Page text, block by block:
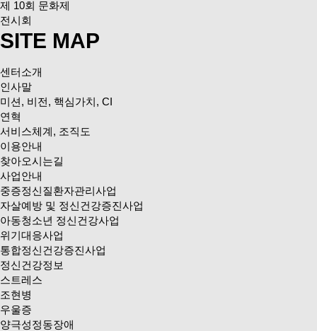
제 10회 문화제
전시회
SITE MAP
센터소개
인사말
미션, 비전, 핵심가치, CI
연혁
서비스체계, 조직도
이용안내
찾아오시는길
사업안내
중증정신질환자관리사업
자살예방 및 정신건강증진사업
아동청소년 정신건강사업
위기대응사업
통합정신건강증진사업
정신건강정보
스트레스
조현병
우울증
양극성정동장애